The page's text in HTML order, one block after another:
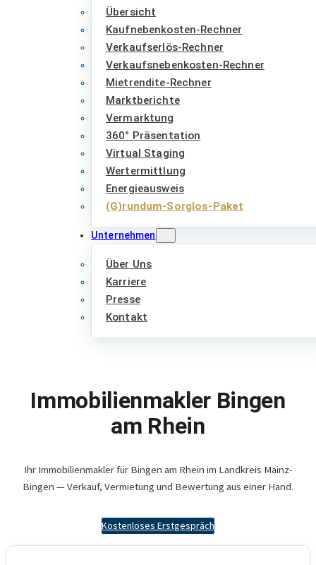
Übersicht
Kaufnebenkosten-Rechner
Verkaufserlös-Rechner
Verkaufsnebenkosten-Rechner
Mietrendite-Rechner
Marktberichte
Vermarktung
360° Präsentation
Virtual Staging
Wertermittlung
Energieausweis
(G)rundum-Sorglos-Paket
Unternehmen
Über Uns
Karriere
Presse
Kontakt
Immobilienmakler Bingen
am Rhein
Ihr Immobilienmakler für Bingen am Rhein im Landkreis Mainz-
Bingen — Verkauf, Vermietung und Bewertung aus einer Hand.
Kostenloses Erstgespräch